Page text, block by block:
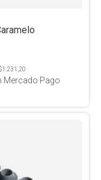
Mercado Pago